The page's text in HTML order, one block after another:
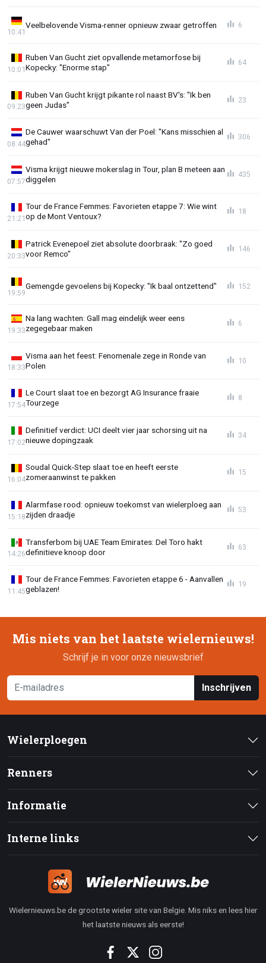
Veelbelovende Visma-renner opnieuw zwaar getroffen
10:41
6
Ruben Van Gucht ziet opvallende metamorfose bij
Kopecky: "Enorme stap"
10:01
64
Ruben Van Gucht krijgt pikante rol naast BV's: "Ik ben
geen Judas"
09:23
23
De Cauwer waarschuwt Van der Poel: "Kans misschien al
gehad"
08:44
306
Visma krijgt nieuwe mokerslag in Tour, plan B meteen aan
diggelen
07:57
435
Tour de France Femmes: Favorieten etappe 7: Wie wint
op de Mont Ventoux?
21:21
18
Patrick Evenepoel ziet absolute doorbraak: "Zo goed
voor Remco"
20:33
146
Gemengde gevoelens bij Kopecky: "Ik baal ontzettend"
19:59
152
Na lang wachten: Gall mag eindelijk weer eens
zegegebaar maken
19:33
6
Visma aan het feest: Fenomenale zege in Ronde van
Polen
18:33
10
Le Court slaat toe en bezorgt AG Insurance fraaie
Tourzege
17:54
8
Definitief verdict: UCI deelt vier jaar schorsing uit na
nieuwe dopingzaak
17:02
34
Soudal Quick-Step slaat toe en heeft eerste
zomeraanwinst te pakken
16:04
15
Alarmfase rood: opnieuw toekomst van wielerploeg aan
zijden draadje
15:18
53
Transferbom bij UAE Team Emirates: Del Toro hakt
definitieve knoop door
14:26
63
Tour de France Femmes: Favorieten etappe 6 - Aanvallen
geblazen!
11:45
19
Mis niets van het laatste wielernieuws!
Schrijf je in voor onze nieuwsbrief
Inschrijven
Wielerploegen
Renners
Informatie
Interne links
Wielernieuws.be de grootste wieler site van Belgie. Mis niks en lees hier
het laatste nieuws als eerste!